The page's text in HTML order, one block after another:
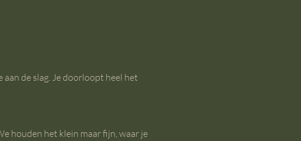
de slag. Je doorloopt heel het
houden het klein maar fijn, waar je